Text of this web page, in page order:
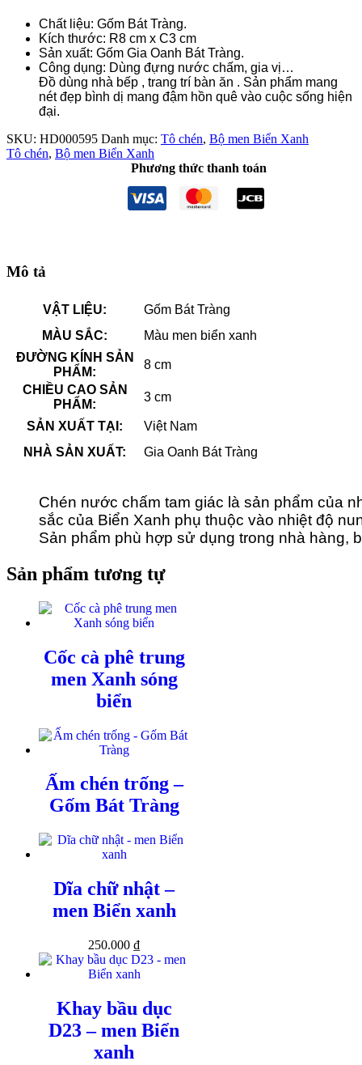
Chất liệu: Gốm Bát Tràng.
Kích thước: R8 cm x C3 cm
Sản xuất: Gốm Gia Oanh Bát Tràng.
Công dụng: Dùng đựng nước chấm, gia vị…
Đồ dùng nhà bếp , trang trí bàn ăn . Sản phẩm mang
nét đẹp bình dị mang đậm hồn quê vào cuộc sống hiện
đại.
SKU: HD000595 Danh mục: Tô chén, Bộ men Biển Xanh
Tô chén, Bộ men Biển Xanh
Phương thức thanh toán
Mô tả
VẬT LIỆU:
Gốm Bát Tràng
MÀU SẮC:
Màu men biển xanh
ĐƯỜNG KÍNH SẢN
PHẨM:
8 cm
CHIỀU CAO SẢN
PHẨM:
3 cm
SẢN XUẤT TẠI:
Việt Nam
NHÀ SẢN XUẤT:
Gia Oanh Bát Tràng
Chén nước chấm tam giác là sản phẩm của
sắc của Biển Xanh phụ thuộc vào nhiệt độ
Sản phẩm phù hợp sử dụng trong nhà hàng,
Sản phẩm tương tự
Cốc cà phê trung
men Xanh sóng
biển
Ấm chén trống –
Gốm Bát Tràng
Dĩa chữ nhật –
men Biển xanh
250.000 ₫
Khay bầu dục
D23 – men Biển
xanh